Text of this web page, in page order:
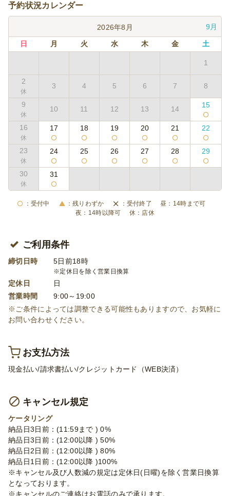
予約状況カレンダー
2026年8月 9月
日 月 火 水 木 金 土
1
2
3 4 5 6 7 8
9
10 11 12 13 14 15
16 17 18 19 20 21 22
23 24 25 26 27 28 29
30 31
受付中 残りわずか 受付終了
14時まで可
14時以降可
店休
ご利用条件
締切日時 5日前18時
※定休日を除く営業日換算
定休日
日
営業時間
9:00～19:00
※ご条件によっては調整できる可能性もありますので、お気軽に
お問い合わせください。
お支払方法
現金払い/請求書払い/クレジットカード（WEB決済）
キャンセル規定
ケータリング
納品日3日前：(11:59まで ) 0%
納品日3日前：(12:00以降 ) 50%
納品日2日前：(12:00以降 ) 80%
納品日1日前：(12:00以降 )100%
※キャンセル及び人数減の規定は定休日(日曜)を除く営業日換算
となっております。
※キャンセルのご連絡はお電話のみで承ります。